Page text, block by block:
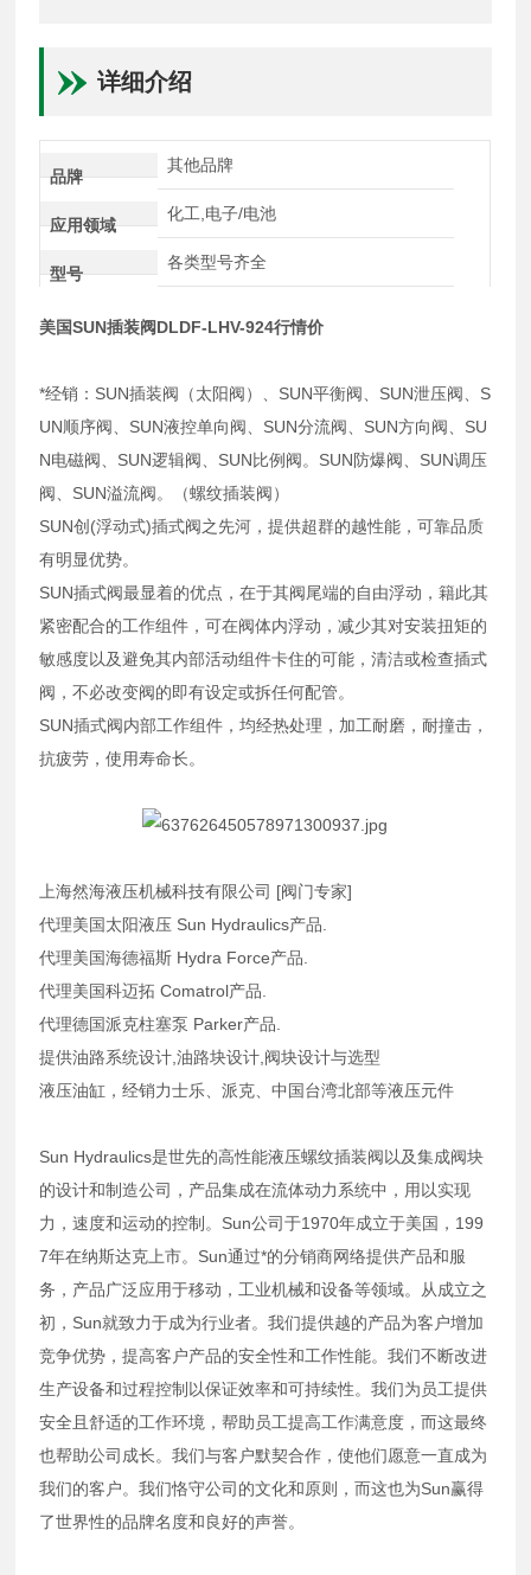
详细介绍
品牌
其他品牌
应用领域
化工,电子/电池
型号
各类型号齐全
美国SUN插装阀DLDF-LHV-924行情价
*经销：SUN插装阀（太阳阀）、SUN平衡阀、SUN泄压阀、S
UN顺序阀、SUN液控单向阀、SUN分流阀、SUN方向阀、SU
N电磁阀、SUN逻辑阀、SUN比例阀。SUN防爆阀、SUN调压
阀、SUN溢流阀。（螺纹插装阀）
SUN创(浮动式)插式阀之先河，提供超群的越性能，可靠品质
有明显优势。
SUN插式阀最显着的优点，在于其阀尾端的自由浮动，籍此其
紧密配合的工作组件，可在阀体内浮动，减少其对安装扭矩的
敏感度以及避免其内部活动组件卡住的可能，清洁或检查插式
阀，不必改变阀的即有设定或拆任何配管。
SUN插式阀内部工作组件，均经热处理，加工耐磨，耐撞击，
抗疲劳，使用寿命长。
上海然海液压机械科技有限公司 [阀门专家]
代理美国太阳液压 Sun Hydraulics产品.
代理美国海德福斯 Hydra Force产品.
代理美国科迈拓 Comatrol产品.
代理德国派克柱塞泵 Parker产品.
提供油路系统设计,油路块设计,阀块设计与选型
液压油缸，经销力士乐、派克、中国台湾北部等液压元件
Sun Hydraulics是世先的高性能液压螺纹插装阀以及集成阀块
的设计和制造公司，产品集成在流体动力系统中，用以实现
力，速度和运动的控制。Sun公司于1970年成立于美国，199
7年在纳斯达克上市。Sun通过*的分销商网络提供产品和服
务，产品广泛应用于移动，工业机械和设备等领域。从成立之
初，Sun就致力于成为行业者。我们提供越的产品为客户增加
竞争优势，提高客户产品的安全性和工作性能。我们不断改进
生产设备和过程控制以保证效率和可持续性。我们为员工提供
安全且舒适的工作环境，帮助员工提高工作满意度，而这最终
也帮助公司成长。我们与客户默契合作，使他们愿意一直成为
我们的客户。我们恪守公司的文化和原则，而这也为Sun赢得
了世界性的品牌名度和良好的声誉。